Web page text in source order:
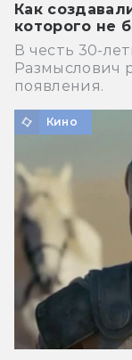
Как
которого не
В честь 30-
Размыслович
появления.
Кино